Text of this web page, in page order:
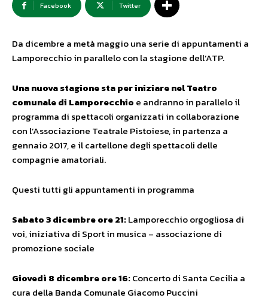
Facebook Twitter
Da dicembre a metà maggio una serie di appuntamenti a
Lamporecchio in parallelo con la stagione dell’ATP.
Una nuova stagione sta per iniziare nel Teatro
comunale di Lamporecchio e andranno in parallelo il
programma di spettacoli organizzati in collaborazione
con l’Associazione Teatrale Pistoiese, in partenza a
gennaio 2017, e il cartellone degli spettacoli delle
compagnie amatoriali.
Questi tutti gli appuntamenti in programma
Sabato 3 dicembre ore 21:Lamporecchio orgogliosa di
voi, iniziativa di Sport in musica – associazione di
promozione sociale
Giovedì 8 dicembre ore 16:Concerto di Santa Cecilia a
cura della Banda Comunale Giacomo Puccini